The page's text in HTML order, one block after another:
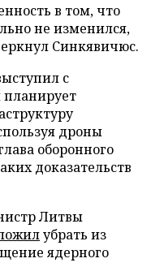
в том, что
не изменился,
Синкявичюс.
с
планирует
дроны
оборонного
доказательств
Литвы
убрать из
ядерного